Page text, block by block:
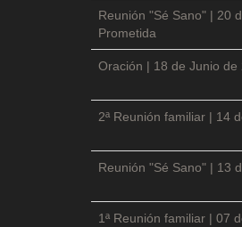
Reunión "Sé Sano" | 20
Prometida
Oración | 18 de Junio
2ª Reunión familiar | 14
Reunión "Sé Sano" | 13
1ª Reunión familiar | 07